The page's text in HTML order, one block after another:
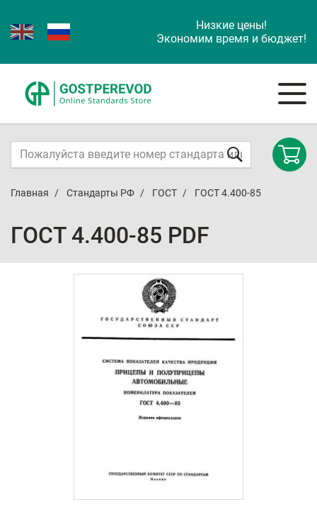
Низкие цены!
Экономим время и бюджет!
Главная Стандарты РФ ГОСТ ГОСТ 4.400-85
ГОСТ 4.400-85 PDF